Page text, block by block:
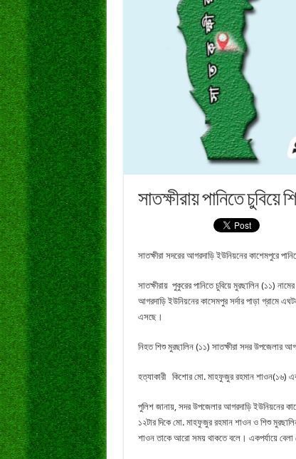
সাতক্ষীরায় পানিতে চুবিয়ে
সাতক্ষীরা সদরের আগরদাড়ি ইউনিয়নের কাশেমপুরে
সাতক্ষীরায় পুকুরের পানিতে চুবিয়ে মুরছালিন (১১)
আগরদাড়ি ইউনিয়নের কাসেমপুর সর্দার পাড়া গ্রামে
এসছে।
নিহত শিশু মুরছালিন (১১) সাতক্ষীরা সদর উপজেলার
হত্যাকারী কিশোর মো. মাহফুজুর রহমান শাওন(১৬)
পুলিশ জানায়, সদর উপজেলার আগরদাড়ি ইউনিয়নের
১২টার দিকে মো. মাহফুজুর রহমান শাওন ও শিশু
শাওন তাকে আরো সময় থাকতে বলে। একপর্যায়ে বেলা